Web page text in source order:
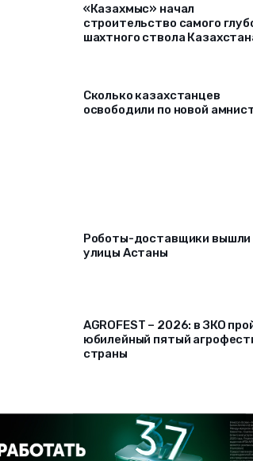
«Казахмыс» начал
строительство самого
шахтного ствола
Сколько казахстанцев
освободили по новой
Роботы-доставщики вышли
улицы Астаны
AGROFEST – 2026: в ЗКО
юбилейный пятый
страны